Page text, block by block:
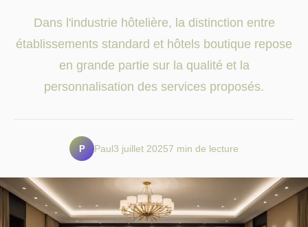
Dans l'industrie hôtelière, la distinction entre
établissements standard et hôtels boutique repose
en grande partie sur la qualité et la
personnalisation des services proposés.
P Paul3 juillet 20257 min de lecture